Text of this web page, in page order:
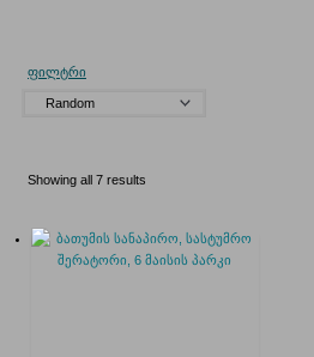
ფილტრი
Showing all 7 results